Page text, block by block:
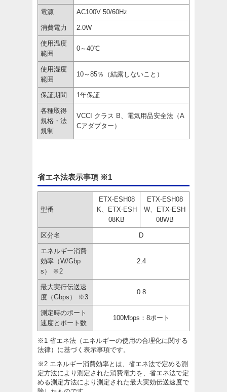
電源 AC100V 50/60Hz
消費電力 2.0W
使用温度
範囲
0～40℃
使用湿度
範囲
10～85％（結露しないこと）
保証期間 1年保証
各種取得
規格・法
規制
VCCI クラス B、電気用品安全法（A
Cアダプター）
省エネ法表示事項 ※1
型番
ETX-ESH08
K、ETX-ESH
08KB
ETX-ESH08
W、ETX-ESH
08WB
区分名 D
エネルギー消費
効率（W/Gbp
s） ※2
2.4
最大実行伝送速
度（Gbps） ※3
0.8
測定時のポート
速度とポート数
100Mbps：8ポート
※1 省エネ法（エネルギーの使用の合理化に関する
法律）に基づく表示事項です。
※2 エネルギー消費効率とは、省エネ法で定める測
定方法により測定された消費電力を、省エネ法で定
める測定方法により測定された最大実効伝送速度で